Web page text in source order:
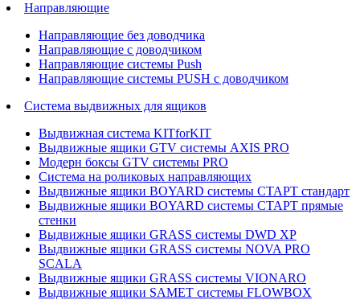
Направляющие
Направляющие без доводчика
Направляющие с доводчиком
Направляющие системы Push
Направляющие системы PUSH с доводчиком
Система выдвижных для ящиков
Выдвижная система KITforKIT
Выдвижные ящики GTV системы AXIS PRO
Модерн боксы GTV системы PRO
Система на роликовых направляющих
Выдвижные ящики BOYARD системы СТАРТ стандарт
Выдвижные ящики BOYARD системы СТАРТ прямые
стенки
Выдвижные ящики GRASS системы DWD XP
Выдвижные ящики GRASS системы NOVA PRO
SCALA
Выдвижные ящики GRASS системы VIONARO
Выдвижные ящики SAMET системы FLOWBOX